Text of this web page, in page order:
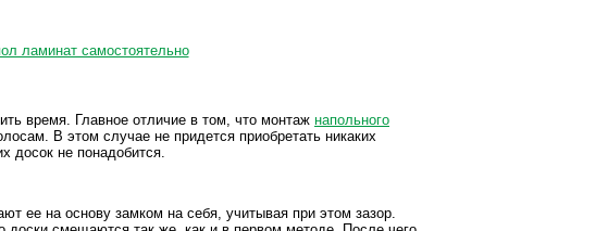
время. Главное отличие в том, что монтаж напольного
В этом случае не придется приобретать никаких
досок не понадобится.
ее на основу замком на себя, учитывая при этом зазор.